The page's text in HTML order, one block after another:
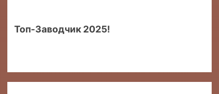
Топ-Заводчик 2025!